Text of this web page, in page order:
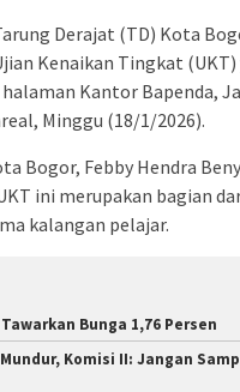
Derajat (TD) Kota
Kenaikan Tingkat
Kantor Bapenda,
Minggu (18/1/2026).
Bogor, Febby Hendra
ini merupakan bagian
kalangan pelajar.
Bunga 1,76 Persen
Komisi II: Jangan